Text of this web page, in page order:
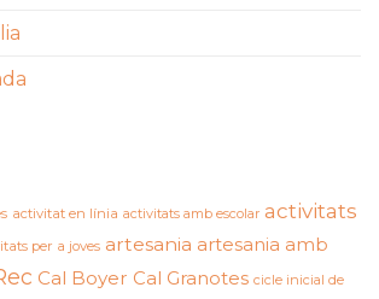
activitat en línia activitats amb escolar activitats
per a joves artesania artesania amb
Cal Boyer Cal Granotes cicle inicial de